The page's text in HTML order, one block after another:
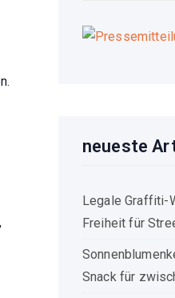
neueste
Legale Graffiti-
Freiheit für
Snack für